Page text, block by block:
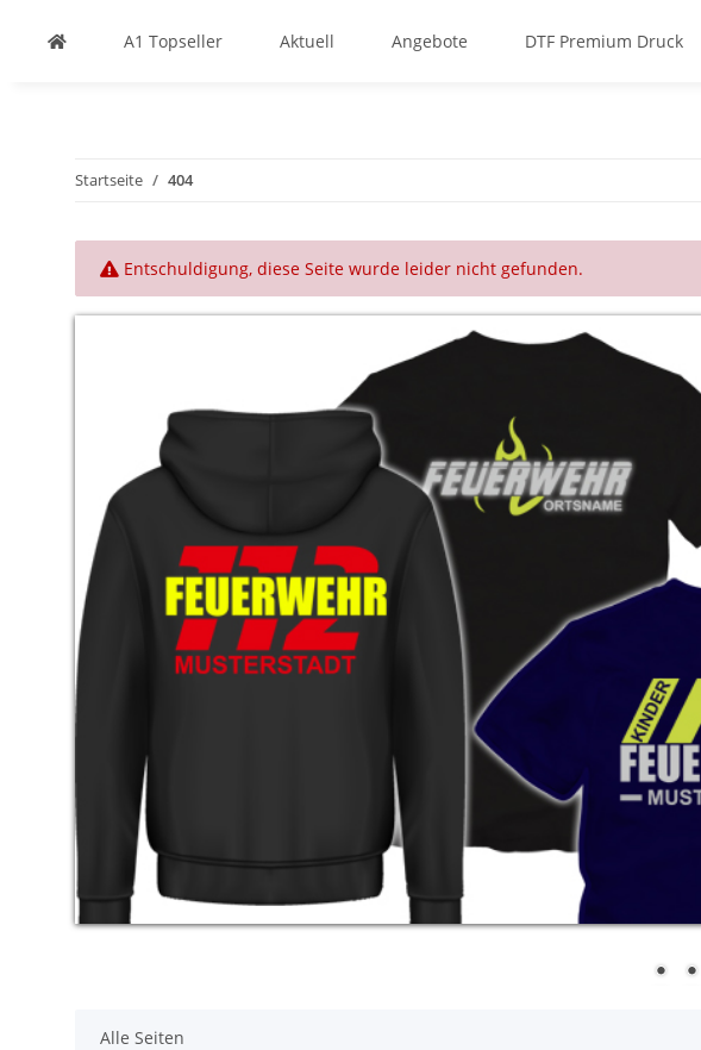
A1 Topseller Aktuell Angebote DTF Premium Druck
Startseite 404
x Entschuldigung, diese Seite wurde leider nicht gefunden.
Alle Seiten